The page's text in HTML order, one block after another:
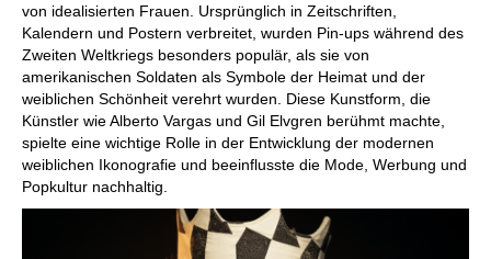
von idealisierten Frauen. Ursprünglich in Zeitschriften,
Kalendern und Postern verbreitet, wurden Pin-ups während des
Zweiten Weltkriegs besonders populär, als sie von
amerikanischen Soldaten als Symbole der Heimat und der
weiblichen Schönheit verehrt wurden. Diese Kunstform, die
Künstler wie Alberto Vargas und Gil Elvgren berühmt machte,
spielte eine wichtige Rolle in der Entwicklung der modernen
weiblichen Ikonografie und beeinflusste die Mode, Werbung und
Popkultur nachhaltig.